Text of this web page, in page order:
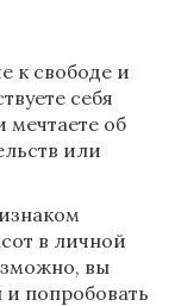
к свободе и
себя
об
или
в личной
вы
попробовать